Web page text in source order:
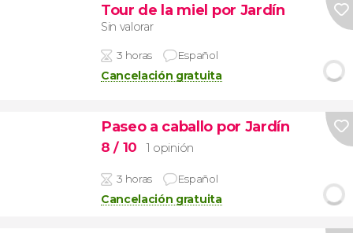
Tour de la miel por Jardín
Sin valorar
3 horas Español
Cancelación gratuita
Paseo a caballo por Jardín
8/ 10 1 opinión
3 horas Español
Cancelación gratuita